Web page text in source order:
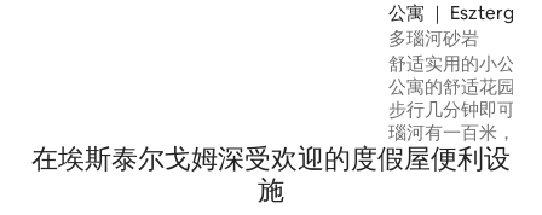
公寓 ｜ Esztergom
多瑙河砂岩
舒适实用的小公寓
公寓的舒适花园中
步行几分钟即可抵
瑙河有一百米，沿
往市中心的长廊，
梁。 我们可以步
在埃斯泰尔戈姆深受欢迎的度假屋便利设
施